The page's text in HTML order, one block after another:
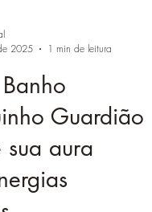
2025
1 min de leitura
Guardião
aura